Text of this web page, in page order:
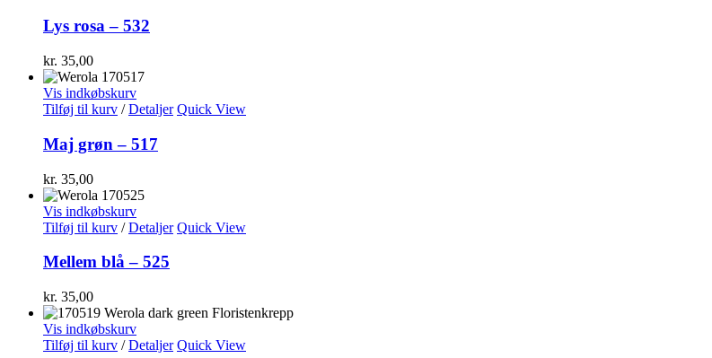
Lys rosa – 532
kr. 35,00
Vis indkøbskurv
Tilføj til kurv / Detaljer Quick View
Maj grøn – 517
kr. 35,00
Vis indkøbskurv
Tilføj til kurv / Detaljer Quick View
Mellem blå – 525
kr. 35,00
Vis indkøbskurv
Tilføj til kurv / Detaljer Quick View